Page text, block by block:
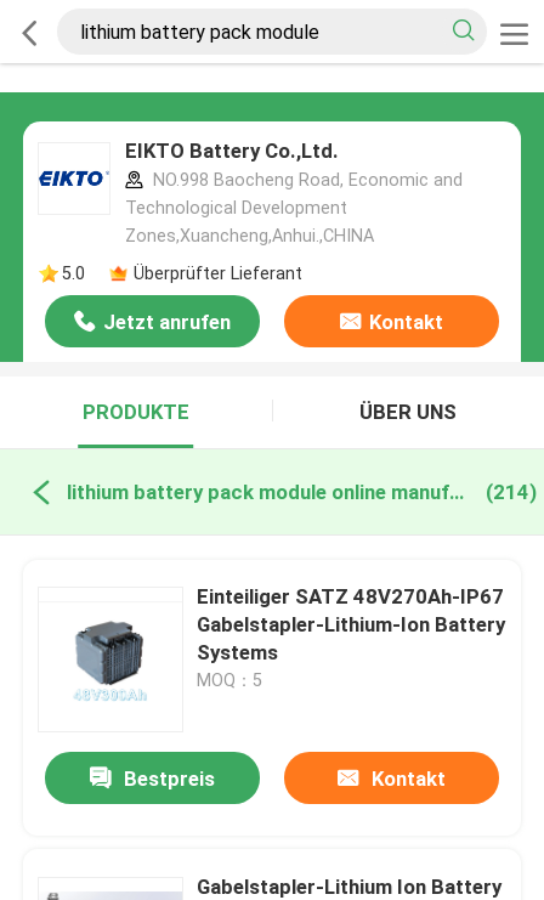
EIKTO Battery Co.,Ltd.
NO.998 Baocheng Road, Economic and
Technological Development
Zones,Xuancheng,Anhui.,CHINA
5.0
Überprüfter Lieferant
Jetzt anrufen Kontakt
PRODUKTE ÜBER UNS
lithium battery pack module online manufacture (214)
Einteiliger SATZ 48V270Ah-IP67
Gabelstapler-Lithium-Ion Battery
Systems
MOQ：5
Bestpreis Kontakt
Gabelstapler-Lithium Ion Battery